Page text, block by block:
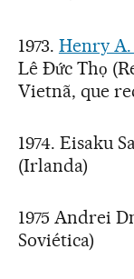
1973. Henry
Lê Ðức Thọ
Vietnã, que
1974. Eisaku
(Irlanda)
1975 Andrei
Soviética)